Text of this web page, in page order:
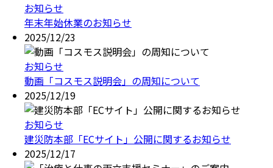
お知らせ
年末年始休業のお知らせ
2025/12/23
お知らせ
動画「コスモス説明会」の周知について
2025/12/19
お知らせ
建災防本部「ECサイト」公開に関するお知らせ
2025/12/17